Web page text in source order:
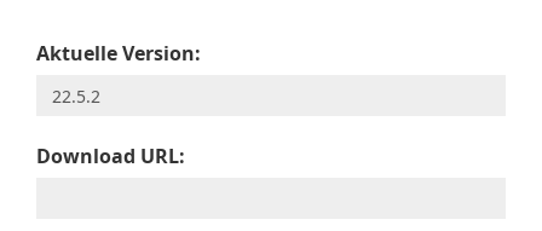
Aktuelle Version:
Download URL: